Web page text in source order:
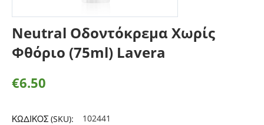
Neutral Οδοντόκρεμα Χωρίς
Φθόριο (75ml) Lavera
€6.50
ΚΩΔΙΚΟΣ (SKU):
102441